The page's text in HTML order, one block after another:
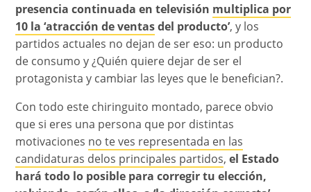
presencia continuada en televisión multiplica por
10 la ‘atracción de ventasdel producto’, y los
partidos actuales no dejan de ser eso: un producto
de consumo y ¿Quién quiere dejar de ser el
protagonista y cambiar las leyes que le benefician?.
Con todo este chiringuito montado, parece obvio
que si eres una persona que por distintas
motivaciones no te ves representada en las
candidaturas delos principales partidos,el Estado
hará todo lo posible para corregir tu elección,